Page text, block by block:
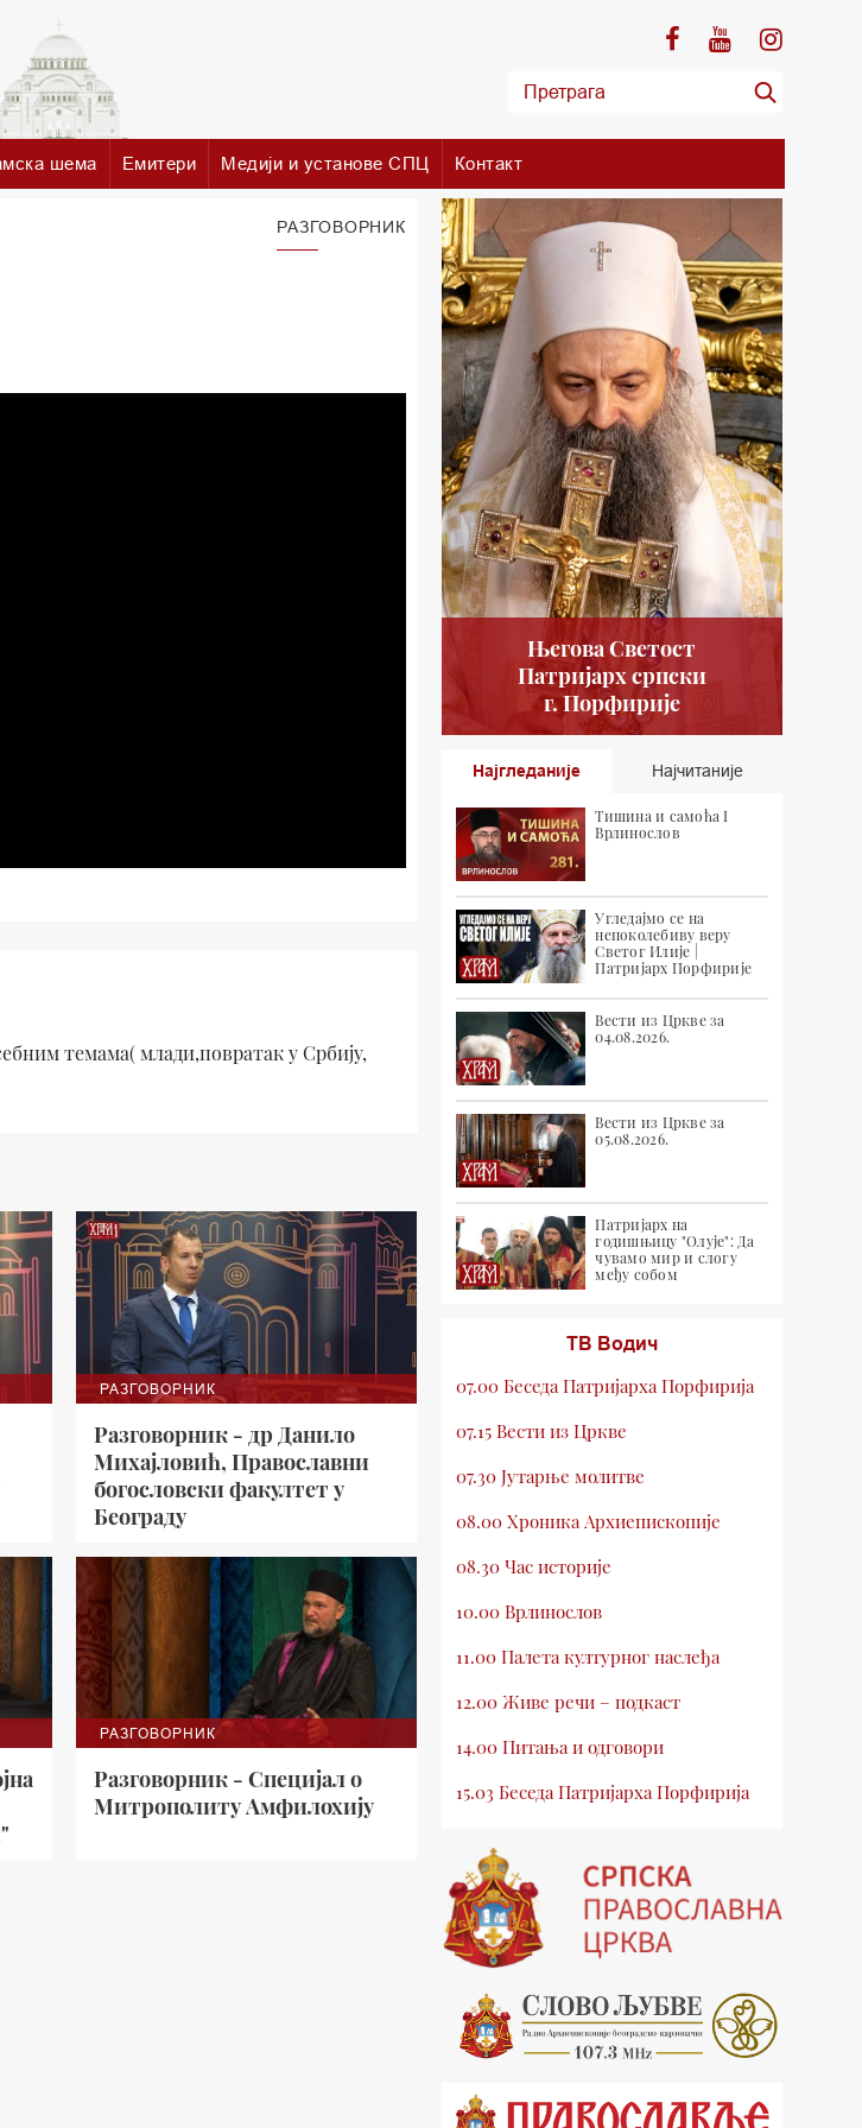
шема Емитери Медији и установе СПЦ Контакт
РАЗГОВОРНИК
темама( млади,повратак у Србију,
РАЗГОВОРНИК
Разговорник - др Данило
Михајловић, Православни
богословски факултет у
Београду
РАЗГОВОРНИК
Разговорник - Специјал о
Митрополиту Амфилохију
Његова Светост
Патријарх српски
г. Порфирије
Најгледаније Најчитаније
Тишина и самоћа I
Врлинослов
Угледајмо се на
непоколебиву веру
Светог Илије |
Патријарх Порфирије
Вести из Цркве за
04.08.2026.
Вести из Цркве за
05.08.2026.
Патријарх на
годишњицу "Олује": Да
чувамо мир и слогу
међу собом
ТВ Водич
07.00 Беседа Патријарха Порфирија
07.15 Вести из Цркве
07.30 Јутарње молитве
08.00 Хроника Архиепископије
08.30 Час историје
10.00 Врлинослов
11.00 Палета културног наслеђа
12.00 Живе речи – подкаст
14.00 Питања и одговори
15.03 Беседа Патријарха Порфирија
15.30 Млади у Цркви
16.03 Српски јерарси
16.30 Хроника Архиепископије
17.03 Фолклор магазин
17.30 Тврђаве Дунава
18.03 Кроз историју Београда